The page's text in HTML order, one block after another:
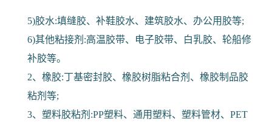
5)胶水:填缝胶、补鞋胶水、建筑胶水、办公用胶等;
6)其他粘接剂:高温胶带、电子胶带、白乳胶、轮船修
补胶等。
2、橡胶:丁基密封胶、橡胶树脂粘合剂、橡胶制品胶
粘剂等;
3、塑料胶粘剂:PP塑料、通用塑料、塑料管材、PET